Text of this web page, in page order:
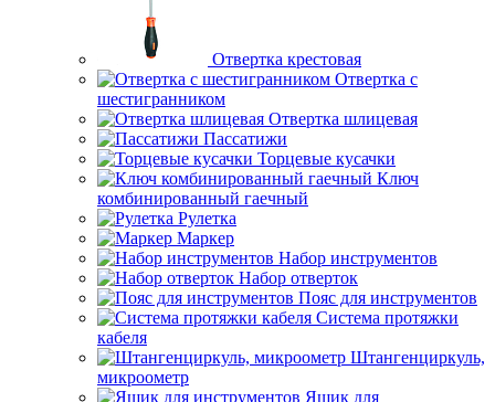
Отвертка крестовая
Отвертка с
шестигранником
Отвертка шлицевая
Пассатижи
Торцевые кусачки
Ключ
комбинированный гаечный
Рулетка
Маркер
Набор инструментов
Набор отверток
Пояс для инструментов
Система протяжки
кабеля
Штангенциркуль,
микроометр
Ящик для